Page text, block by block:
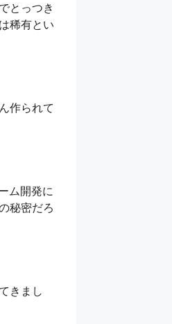
とっつき
稀有とい
作られて
ム開発に
秘密だろ
きまし